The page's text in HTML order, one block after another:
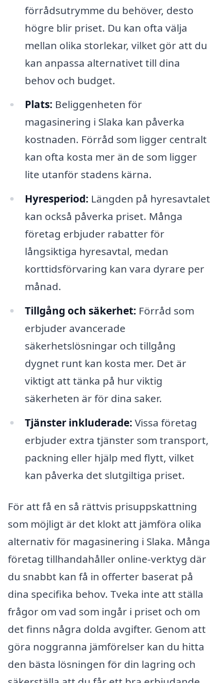
förrådsutrymme du behöver, desto
högre blir priset. Du kan ofta välja
mellan olika storlekar, vilket gör att du
kan anpassa alternativet till dina
behov och budget.
Plats: Beliggenheten för
magasinering i Slaka kan påverka
kostnaden. Förråd som ligger centralt
kan ofta kosta mer än de som ligger
lite utanför stadens kärna.
Hyresperiod: Längden på hyresavtalet
kan också påverka priset. Många
företag erbjuder rabatter för
långsiktiga hyresavtal, medan
korttidsförvaring kan vara dyrare per
månad.
Tillgång och säkerhet: Förråd som
erbjuder avancerade
säkerhetslösningar och tillgång
dygnet runt kan kosta mer. Det är
viktigt att tänka på hur viktig
säkerheten är för dina saker.
Tjänster inkluderade: Vissa företag
erbjuder extra tjänster som transport,
packning eller hjälp med flytt, vilket
kan påverka det slutgiltiga priset.
För att få en så rättvis prisuppskattning
som möjligt är det klokt att jämföra olika
alternativ för magasinering i Slaka. Många
företag tillhandahåller online-verktyg där
du snabbt kan få in offerter baserat på
dina specifika behov. Tveka inte att ställa
frågor om vad som ingår i priset och om
det finns några dolda avgifter. Genom att
göra noggranna jämförelser kan du hitta
den bästa lösningen för din lagring och